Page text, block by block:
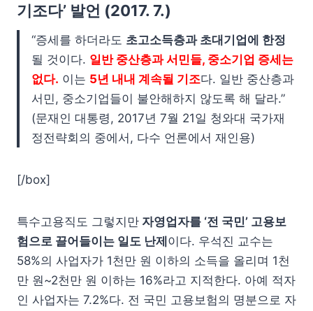
기조다’ 발언 (2017. 7.)
“증세를 하더라도 초고소득층과 초대기업에 한정
될 것이다. 일반 중산층과 서민들, 중소기업 증세는
없다. 이는 5년 내내 계속될 기조다. 일반 중산층과
서민, 중소기업들이 불안해하지 않도록 해 달라.”
(문재인 대통령, 2017년 7월 21일 청와대 국가재
정전략회의 중에서, 다수 언론에서 재인용)
[/box]
특수고용직도 그렇지만 자영업자를 ‘전 국민’ 고용보
험으로 끌어들이는 일도 난제이다. 우석진 교수는
58%의 사업자가 1천만 원 이하의 소득을 올리며 1천
만 원~2천만 원 이하는 16%라고 지적한다. 아예 적자
인 사업자는 7.2%다. 전 국민 고용보험의 명분으로 자